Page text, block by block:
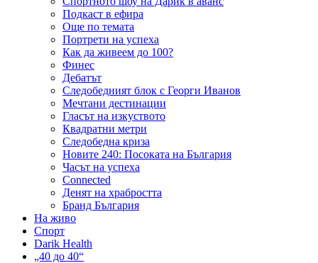
Подкаст в ефира
Още по темата
Портрети на успеха
Как да живеем до 100?
Финес
Дебатът
Следобедният блок с Георги Иванов
Мечтани дестинации
Гласът на изкуството
Квадратни метри
Следобедна криза
Новите 240: Посоката на България
Часът на успеха
Connected
Денят на храбростта
Бранд България
На живо
Спорт
Darik Health
„40 до 40“